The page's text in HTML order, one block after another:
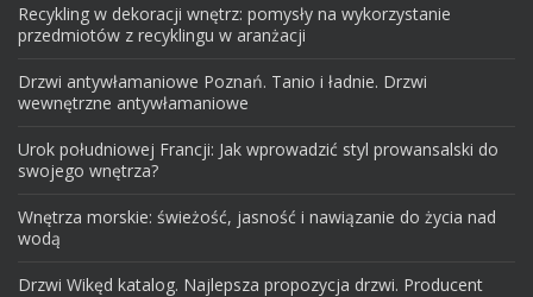
Recykling w dekoracji wnętrz: pomysły na wykorzystanie
przedmiotów z recyklingu w aranżacji
Drzwi antywłamaniowe Poznań. Tanio i ładnie. Drzwi
wewnętrzne antywłamaniowe
Urok południowej Francji: Jak wprowadzić styl prowansalski do
swojego wnętrza?
Wnętrza morskie: świeżość, jasność i nawiązanie do życia nad
wodą
Drzwi Wikęd katalog. Najlepsza propozycja drzwi. Producent